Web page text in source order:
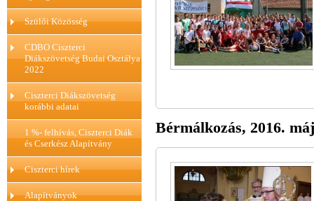
Szülői Közösség
CDBO Ciszterci
Diákszövetség Budai Osztálya
2022
Ciszterci Diákszövetség
korábbi adatai
1 %- felhívás, Ciszterci Diák
és Cserkész Alapítvány
Ciszterci hírek
Alapítványok
Bérmálkozás, 2016.